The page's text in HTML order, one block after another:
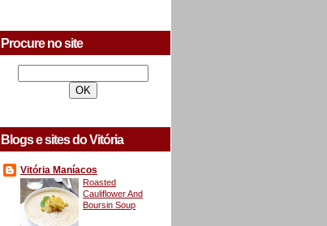
Procure no site
Blogs e sites do Vitória
Vitória Maníacos
Roasted
Cauliflower And
Boursin Soup